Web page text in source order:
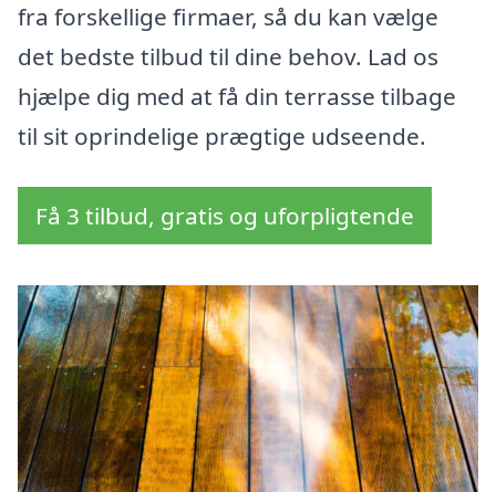
fra forskellige firmaer, så du kan vælge
det bedste tilbud til dine behov. Lad os
hjælpe dig med at få din terrasse tilbage
til sit oprindelige prægtige udseende.
Få 3 tilbud, gratis og uforpligtende